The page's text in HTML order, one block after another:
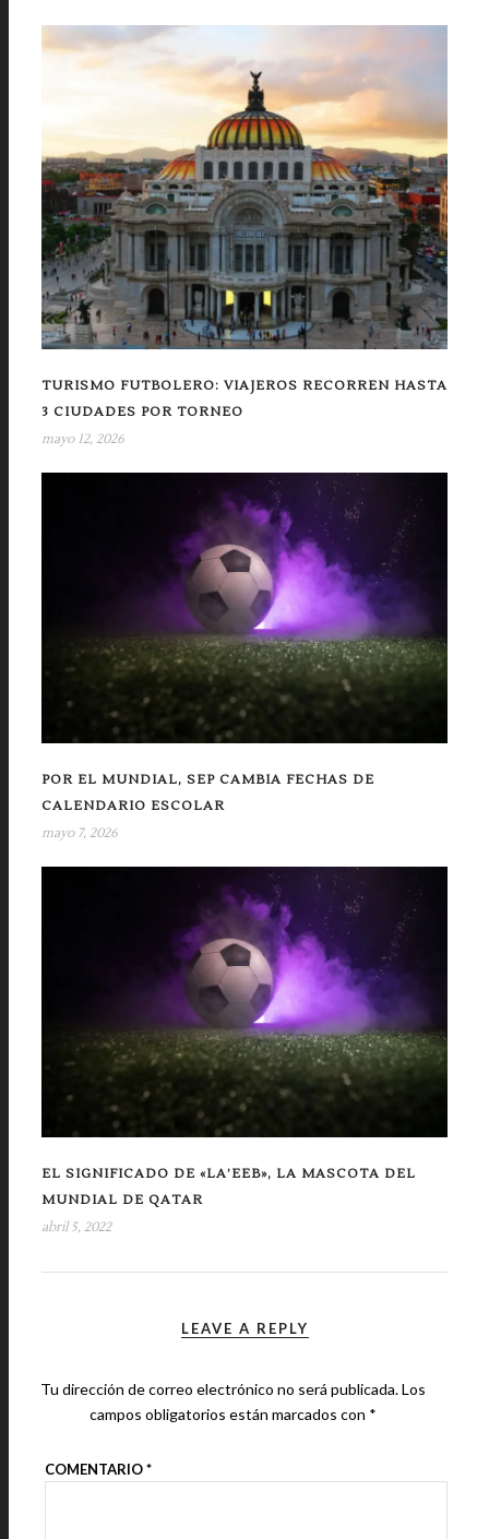
TURISMO FUTBOLERO: VIAJEROS RECORREN HASTA
3 CIUDADES POR TORNEO
mayo 12, 2026
POR EL MUNDIAL, SEP CAMBIA FECHAS DE
CALENDARIO ESCOLAR
mayo 7, 2026
EL SIGNIFICADO DE «LA’EEB», LA MASCOTA DEL
MUNDIAL DE QATAR
abril 5, 2022
LEAVE A REPLY
Tu dirección de correo electrónico no será publicada.Los
campos obligatorios están marcados con *
COMENTARIO*